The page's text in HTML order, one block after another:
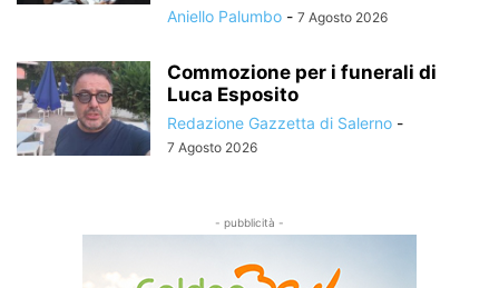
Aniello Palumbo - 7 Agosto 2026
Commozione per i funerali di
Luca Esposito
Redazione Gazzetta di Salerno -
7 Agosto 2026
- pubblicità -